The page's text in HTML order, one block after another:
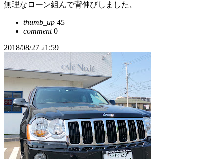
無理なローン組んで背伸びしました。
thumb_up 45
comment0
2018/08/27 21:59